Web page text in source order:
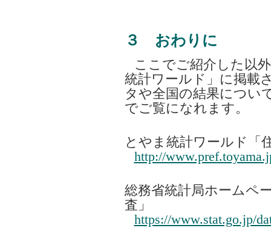
３ おわりに
ここでご紹介した以
統計ワールド」に掲載
タや全国の結果につい
でご覧になれます。
とやま統計ワールド「
http://
総務省統計局ホームペ
査」
https://www.stat.go.jp/